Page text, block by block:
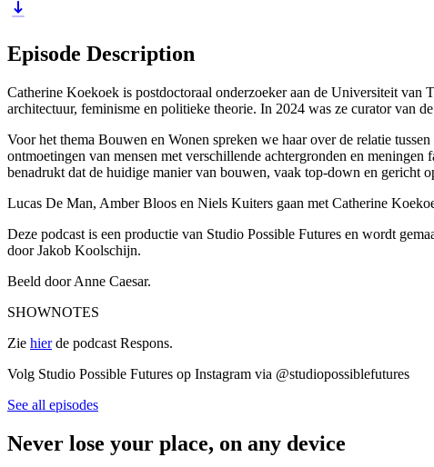
Episode Description
Catherine Koekoek is postdoctoraal onderzoeker aan de Universiteit van
architectuur, feminisme en politieke theorie. In 2024 was ze curator van
Voor het thema Bouwen en Wonen spreken we haar over de relatie
ontmoetingen van mensen met verschillende achtergronden en
benadrukt dat de huidige manier van bouwen, vaak top-down en gericht
Lucas De Man, Amber Bloos en Niels Kuiters gaan met Catherine
Deze podcast is een productie van Studio Possible Futures en wordt
door Jakob Koolschijn.
Beeld door Anne Caesar.
SHOWNOTES
Zie hierde podcast Respons.
Volg Studio Possible Futures op Instagram via @studiopossiblefutures
See all episodes
Never lose your place, on any device